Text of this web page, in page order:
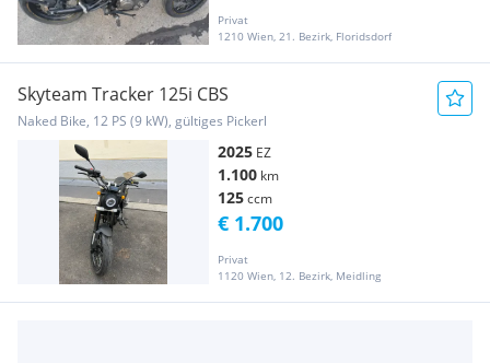
Privat
1210 Wien, 21. Bezirk, Floridsdorf
Skyteam Tracker 125i CBS
Naked Bike, 12 PS (9 kW), gültiges Pickerl
2025 EZ
1.100 km
125ccm
Privat
1120 Wien, 12. Bezirk, Meidling
€ 1.700